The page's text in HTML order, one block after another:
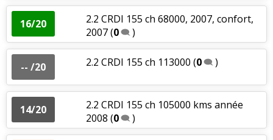
16/20
2.2 CRDI 155 ch 68000, 2007, confort,
2007(0 )
-- /20 2.2 CRDI 155 ch 113000 (0 )
14/20
2.2 CRDI 155 ch 105000 kms année
2008 (0 )